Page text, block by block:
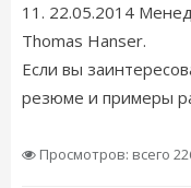
11. 22.05.2014
Thomas Hanser.
Если вы
резюме и примеры
Просмотров: всего